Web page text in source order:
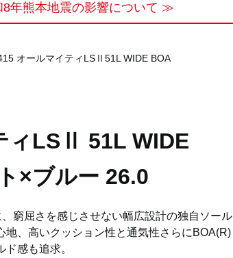
8年熊本地震の影響について ≫
オールマイティLSⅡ51L WIDE BOA
ィLSⅡ 51L WIDE
×ブルー 26.0
、窮屈さを感じさせない幅広設計の独自ソール
地、高いクッション性と通気性さらにBOA(R)
感も追求。